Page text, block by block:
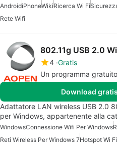
AndroidiPhoneWikiRicerca Wi Fi
Rete Wifi
802.11g USB 2.0
4 Gratis
Un programma
Download
Adattatore LAN wireless USB 2.0
per Windows, appartenente alla
WindowsConnessione Wifi Per Windows
Reti Wireless Per Windows 7Hotspot Wi